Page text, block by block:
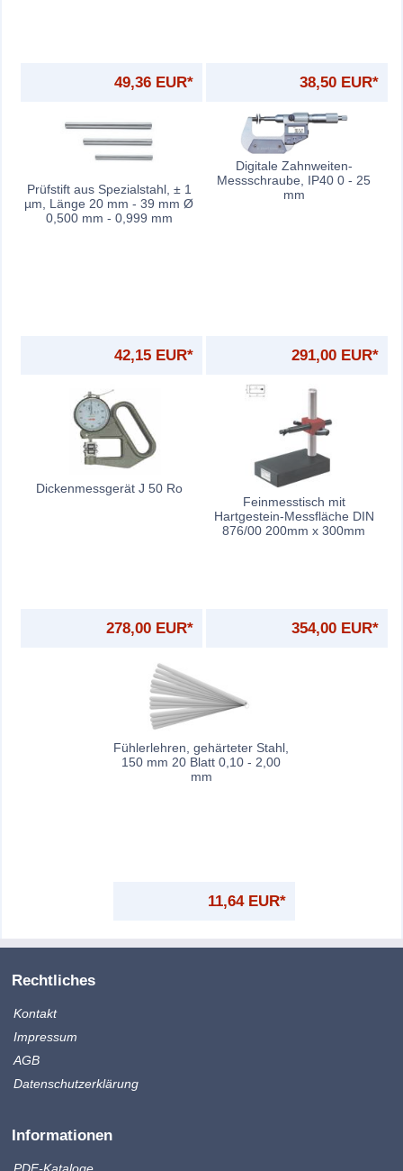
49,36 EUR* 38,50 EUR*
Prüfstift aus Spezialstahl, ± 1
µm, Länge 20 mm - 39 mm Ø
0,500 mm - 0,999 mm
42,15 EUR*
Digitale Zahnweiten-
Messschraube, IP40 0 - 25
mm
291,00 EUR*
Dickenmessgerät J 50 Ro
278,00 EUR*
Feinmesstisch mit
Hartgestein-Messfläche DIN
876/00 200mm x 300mm
354,00 EUR*
Fühlerlehren, gehärteter Stahl,
150 mm 20 Blatt 0,10 - 2,00
mm
11,64 EUR*
Rechtliches
Kontakt
Impressum
AGB
Datenschutzerklärung
Informationen